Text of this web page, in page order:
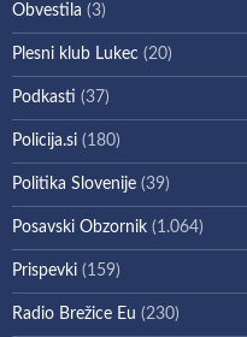
Obvestila (3)
Plesni klub Lukec (20)
Podkasti (37)
Policija.si (180)
Politika Slovenije (39)
Posavski Obzornik (1.064)
Prispevki (159)
Radio Brežice Eu (230)